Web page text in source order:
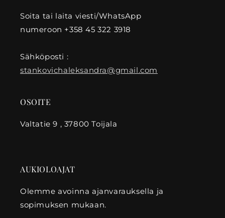
Soita tai laita viesti/WhatsApp
numeroon +358 45 322 3918
Sähköposti :
stankovichaleksandra@gmail.com
OSOITE
Valtatie 9 , 37800 Toijala
AUKIOLOAJAT
Olemme avoinna ajanvarauksella ja
sopimuksen mukaan.